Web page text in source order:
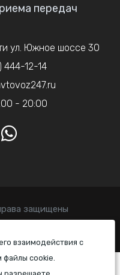
взаимодействия с
файлы cookie.
передач
ул. Южное шоссе 30
444-12-14
- 20:00
защищены